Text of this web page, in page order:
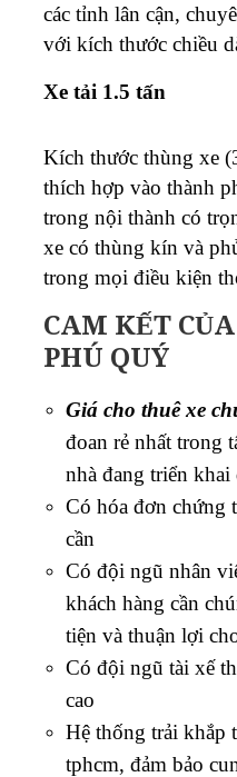
các tỉnh lân cận,
với kích thước chiều
Xe tải 1.5 tấn
Kích thước thùng xe
thích hợp vào thành
trong nội thành có
xe có thùng kín và
trong mọi điều kiện
CAM KẾT
PHÚ QUÝ
Giá cho thuê xe
đoan rẻ nhất trong
nhà đang triển
Có hóa đơn chứng
cần
Có đội ngũ nhân
khách hàng cần
tiện và thuận lợi
Có đội ngũ tài xế
cao
Hệ thống trải khắp
tphcm, đảm bảo